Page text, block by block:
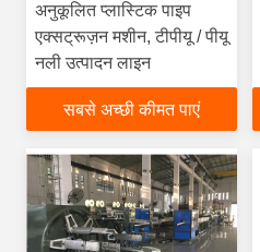
अनुकूलित प्लास्टिक पाइप
एक्सट्रूज़न मशीन, टीपीयू / पीयू
नली उत्पादन लाइन
सबसे अच्छी कीमत पाएं